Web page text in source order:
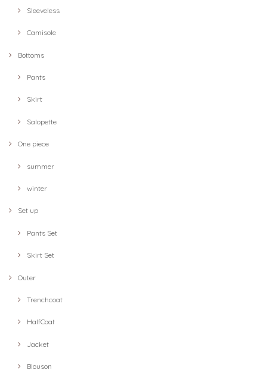
Sleeveless
Camisole
Bottoms
Pants
Skirt
Salopette
One piece
summer
winter
Set up
Pants Set
Skirt Set
Outer
Trenchcoat
HalfCoat
Jacket
Blouson